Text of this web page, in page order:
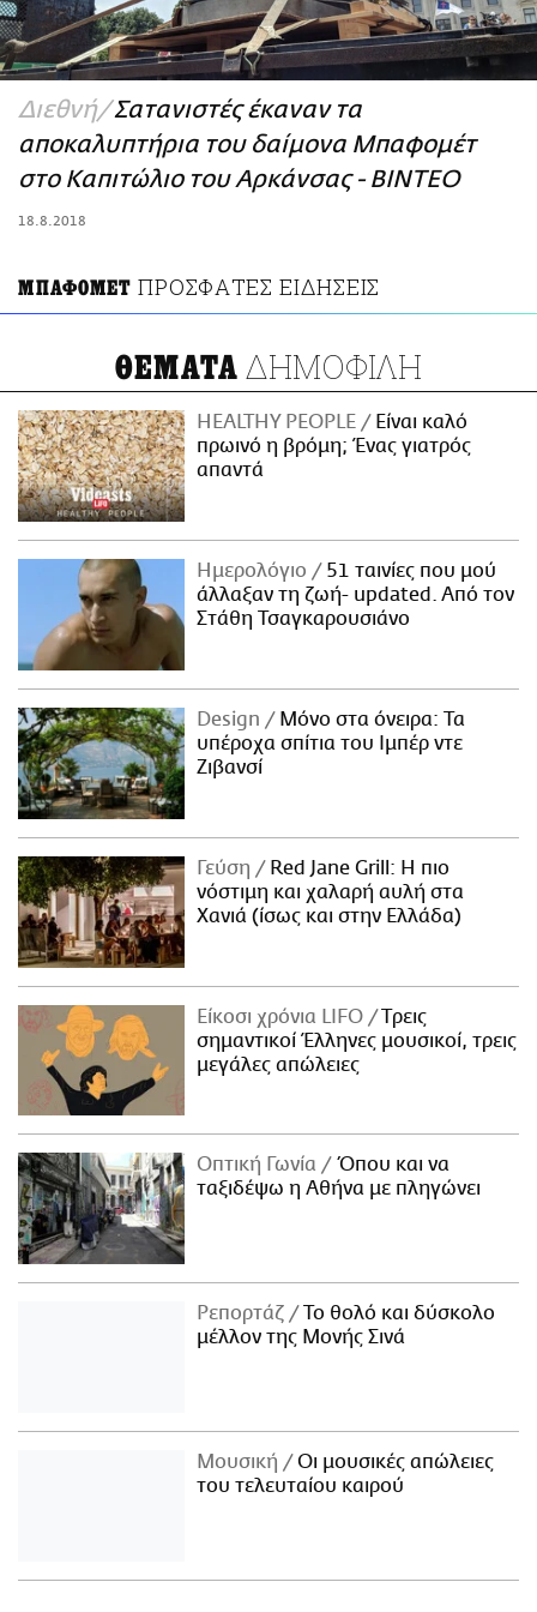
ΑΜΠΑ
PRINT
Διεθνή Σατανιστές έκαναν τα
αποκαλυπτήρια του δαίμονα Μπαφομέτ
στο Καπιτώλιο του Αρκάνσας - ΒΙΝΤΕΟ
18.8.2018
ΜΠΑΦΟΜΕΤ ΠΡΟΣΦΑΤΕΣ ΕΙΔΗΣΕΙΣ
ΘΕΜΑΤΑ ΔΗΜΟΦΙΛΗ
HEALTHY PEOPLE
Είναι καλό
πρωινό η βρόμη; Ένας γιατρός
απαντά
Ημερολόγιο
51 ταινίες που μού
άλλαξαν τη ζωή- updated. Aπό τον
Στάθη Τσαγκαρουσιάνο
Design
Μόνο στα όνειρα: Τα
υπέροχα σπίτια του Ιμπέρ ντε
Ζιβανσί
Γεύση
Red Jane Grill: Η πιο
νόστιμη και χαλαρή αυλή στα
Χανιά (ίσως και στην Ελλάδα)
Είκοσι χρόνια LIFO
Tρεις
σημαντικοί Έλληνες μουσικοί, τρεις
μεγάλες απώλειες
Οπτική Γωνία
Όπου και να
ταξιδέψω η Αθήνα με πληγώνει
Ρεπορτάζ
Το θολό και δύσκολο
μέλλον της Μονής Σινά
Μουσική
Οι μουσικές απώλειες
του τελευταίου καιρού